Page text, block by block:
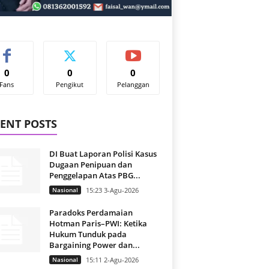
0
Fans
0
Pengikut
0
Pelanggan
POSTS
DI Buat Laporan Polisi Kasus
Dugaan Penipuan dan
Penggelapan Atas PBG...
Nasional 15:23 3-Agu-2026
Paradoks Perdamaian
Hotman Paris–PWI: Ketika
Hukum Tunduk pada
Bargaining Power dan...
Nasional 15:11 2-Agu-2026